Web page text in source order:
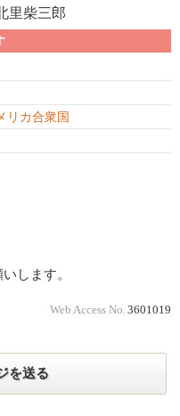
リカ合衆国
します。
Web Access No. 3601019
を送る